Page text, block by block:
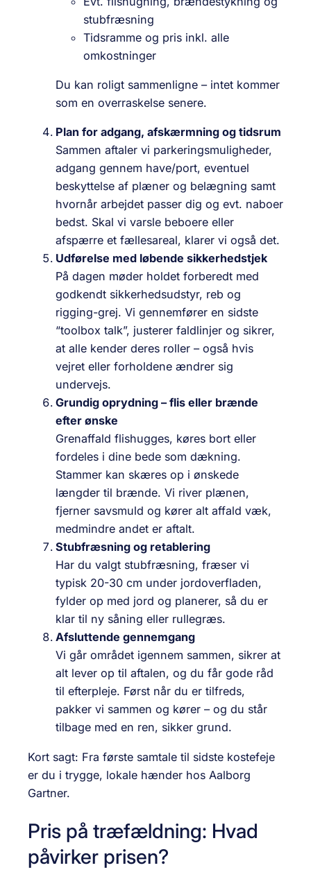
stubfræsning
Tidsramme og pris inkl. alle
omkostninger
Du kan roligt sammenligne – intet kommer
som en overraskelse senere.
Plan for adgang, afskærmning og tidsrum
Sammen aftaler vi parkeringsmuligheder,
adgang gennem have/port, eventuel
beskyttelse af plæner og belægning samt
hvornår arbejdet passer dig og evt. naboer
bedst. Skal vi varsle beboere eller
afspærre et fællesareal, klarer vi også det.
Udførelse med løbende sikkerhedstjek
På dagen møder holdet forberedt med
godkendt sikkerhedsudstyr, reb og
rigging-grej. Vi gennemfører en sidste
“toolbox talk”, justerer faldlinjer og sikrer,
at alle kender deres roller – også hvis
vejret eller forholdene ændrer sig
undervejs.
Grundig oprydning – flis eller brænde
efter ønske
Grenaffald flishugges, køres bort eller
fordeles i dine bede som dækning.
Stammer kan skæres op i ønskede
længder til brænde. Vi river plænen,
fjerner savsmuld og kører alt affald væk,
medmindre andet er aftalt.
Stubfræsning og retablering
Har du valgt stubfræsning, fræser vi
typisk 20-30 cm under jordoverfladen,
fylder op med jord og planerer, så du er
klar til ny såning eller rullegræs.
Afsluttende gennemgang
Vi går området igennem sammen, sikrer at
alt lever op til aftalen, og du får gode råd
til efterpleje. Først når du er tilfreds,
pakker vi sammen og kører – og du står
tilbage med en ren, sikker grund.
Kort sagt: Fra første samtale til sidste kostefeje
er du i trygge, lokale hænder hos Aalborg
Gartner.
Pris på træfældning: Hvad
påvirker prisen?